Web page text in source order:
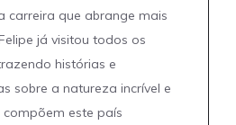
carreira que abrange mais
já visitou todos os
histórias e
sobre a natureza incrível e
este país